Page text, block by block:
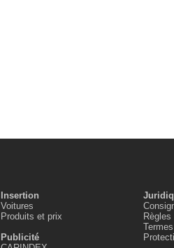
Insertion
Voitures
Produits et prix
Publicité